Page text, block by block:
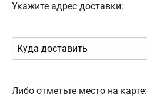
Укажите адрес доставки:
Либо отметьте место на карте: